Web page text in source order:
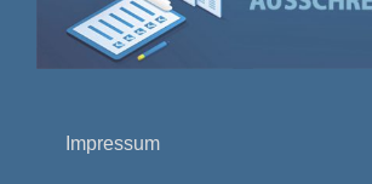
Impressum